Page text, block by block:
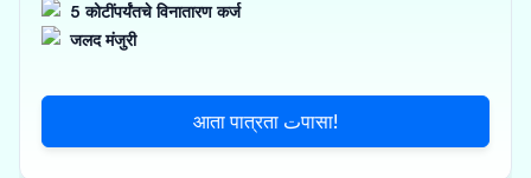
5 कोटींपर्यंतचे विनातारण कर्ज
जलद मंजुरी
आता पात्रता تपासा!